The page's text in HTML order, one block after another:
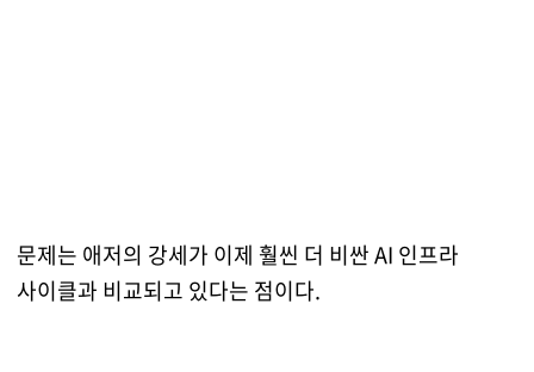
문제는 애저의 강세가 이제 훨씬 더 비싼 AI 인프라
사이클과 비교되고 있다는 점이다.